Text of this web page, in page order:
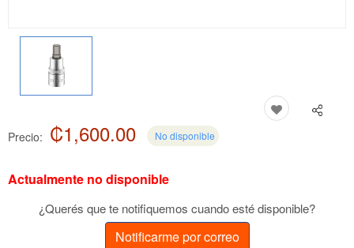
Precio: ₡1,600.00 No disponible
Actualmente no disponible
¿Querés que te notifiquemos cuando esté disponible?
Notificarme por correo